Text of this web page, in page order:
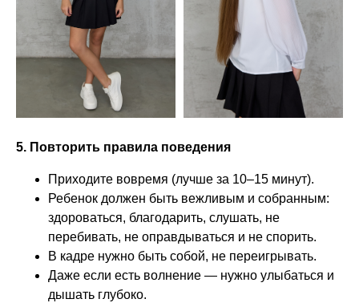
5. Повторить правила поведения
Приходите вовремя (лучше за 10–15 минут).
Ребенок должен быть вежливым и собранным:
здороваться, благодарить, слушать, не
перебивать, не оправдываться и не спорить.
В кадре нужно быть собой, не переигрывать.
Даже если есть волнение — нужно улыбаться и
дышать глубоко.